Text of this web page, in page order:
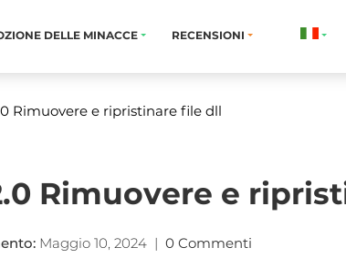
DELLE MINACCE RECENSIONI
Rimuovere e ripristinare file dll
Rimuovere e
Maggio 10, 2024 | 0 Commenti